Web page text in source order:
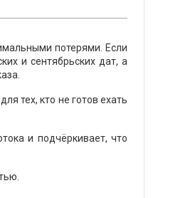
потерями. Если
и сентябрьских дат, а
тех, кто не готов ехать
и подчёркивает, что